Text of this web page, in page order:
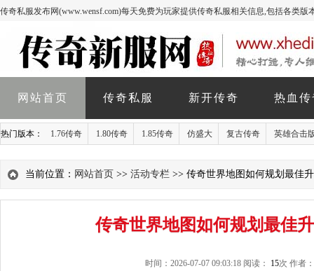
传奇私服发布网(www.wensf.com)每天免费为玩家提供传奇私服相关信息,包括各类
网站首页 传奇私服 新开传奇 热血
热门版本： 1.76传奇 1.80传奇 1.85传奇 仿盛大 复古传奇 英雄合击
当前位置： 网站首页 >> 活动专栏 >> 传奇世界地图如何规划最佳
传奇世界地图如何规划最佳
时间：2026-07-07 09:03:18 阅读： 15次 作者